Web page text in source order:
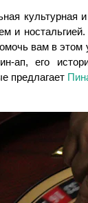
культурная
и
вам в этом
ап, его
предлагает